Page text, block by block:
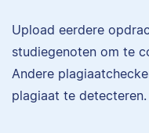
Upload eerdere
studiegenoten om te
Andere
plagiaat te detecteren.